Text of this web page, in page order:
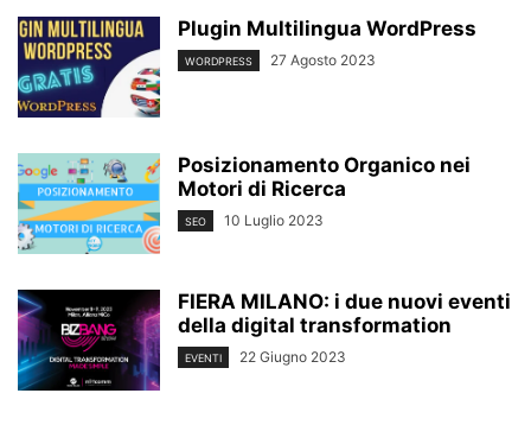
Plugin Multilingua WordPress
WORDPRESS 27 Agosto 2023
Posizionamento Organico nei
Motori di Ricerca
SEO 10 Luglio 2023
FIERA MILANO: i due nuovi eventi
della digital transformation
EVENTI 22 Giugno 2023